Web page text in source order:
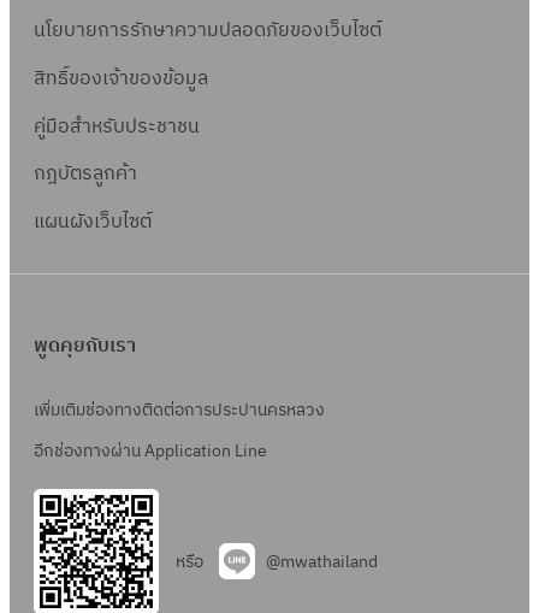
นโยบายการรักษาความปลอดภัยของเว็บไซต์
สิทธิ์ของเจ้าของข้อมูล
คู่มือสำหรับประชาชน
กฎบัตรลูกค้า
แผนผังเว็บไซต์
พูดคุยกับเรา
เพิ่มเติมช่องทางติดต่อการประปานครหลวง
อีกช่องทางผ่าน Application Line
หรือ @mwathailand